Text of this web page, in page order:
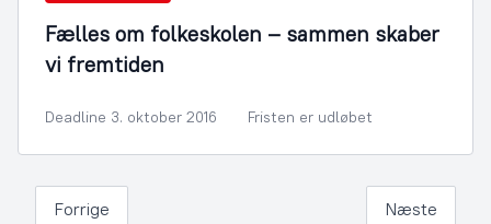
Fælles om folkeskolen – sammen skaber
vi fremtiden
Deadline 3. oktober 2016 Fristen er udløbet
Forrige Næste